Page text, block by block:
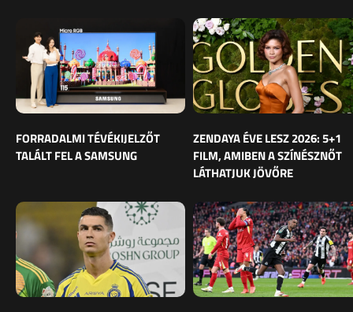
FORRADALMI TÉVÉKIJELZŐT
TALÁLT FEL A SAMSUNG
ZENDAYA ÉVE LESZ 2026: 5+1
FILM, AMIBEN A SZÍNÉSZNŐT
LÁTHATJUK JÖVŐRE